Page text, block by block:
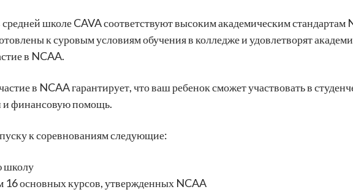
школе CAVA соответствуют высоким академическим стандартам
к суровым условиям обучения в колледже и удовлетворят
в NCAA.
в NCAA гарантирует, что ваш ребенок сможет участвовать в
и финансовую помощь.
к соревнованиям следующие:
школу
основных курсов, утвержденных NCAA